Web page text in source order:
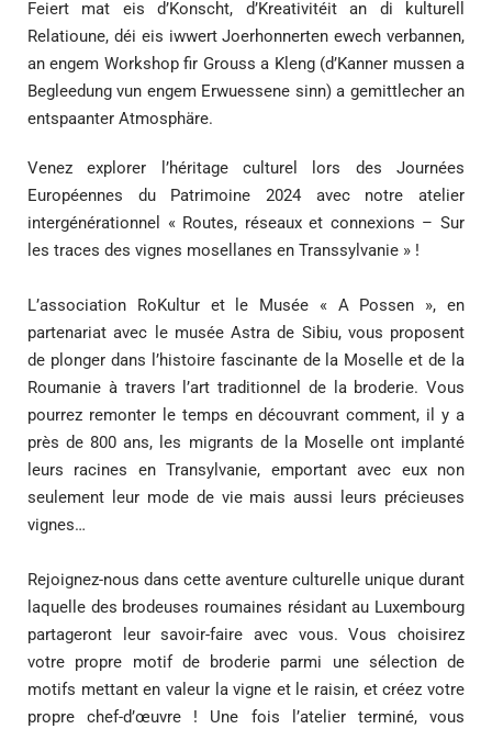
Feiert mat eis d’Konscht, d’Kreativitéit an di kulturell
Relatioune, déi eis iwwert Joerhonnerten ewech verbannen,
an engem Workshop fir Grouss a Kleng (d’Kanner mussen a
Begleedung vun engem Erwuessene sinn) a gemittlecher an
entspaanter Atmosphäre.
Venez explorer l’héritage culturel lors des Journées
Européennes du Patrimoine 2024 avec notre atelier
intergénérationnel « Routes, réseaux et connexions – Sur
les traces des vignes mosellanes en Transsylvanie » !
L’association RoKultur et le Musée « A Possen », en
partenariat avec le musée Astra de Sibiu, vous proposent
de plonger dans l’histoire fascinante de la Moselle et de la
Roumanie à travers l’art traditionnel de la broderie. Vous
pourrez remonter le temps en découvrant comment, il y a
près de 800 ans, les migrants de la Moselle ont implanté
leurs racines en Transylvanie, emportant avec eux non
seulement leur mode de vie mais aussi leurs précieuses
vignes…
Rejoignez-nous dans cette aventure culturelle unique durant
laquelle des brodeuses roumaines résidant au Luxembourg
partageront leur savoir-faire avec vous. Vous choisirez
votre propre motif de broderie parmi une sélection de
motifs mettant en valeur la vigne et le raisin, et créez votre
propre chef-d’œuvre ! Une fois l’atelier terminé, vous